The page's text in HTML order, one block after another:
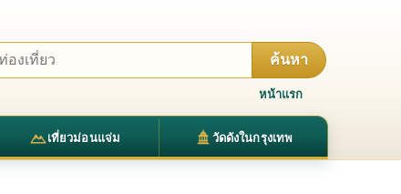
ค้นหา
หน้าแรก
เที่ยวม่อนแจ่ม วัดดังในกรุงเทพ